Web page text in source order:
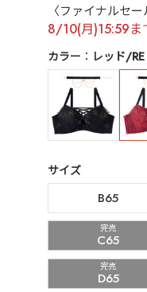
〈ファイナルセー
8/10(月)15:59ま
カラー レッド/RE
サイズ
B65
完売
C65
完売
D65